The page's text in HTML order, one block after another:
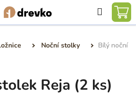
Hledat
Noční stolky
Bílý noční
Reja (2 ks)